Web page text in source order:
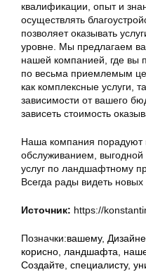
квалификации, опыт и
осуществлять
позволяет оказывать
уровне. Мы предлагаем
нашей компанией, где вы
по весьма приемлемым
как комплексные услуги,
зависимости от вашего
зависеть стоимость
Наша компания порадуют
обслуживанием,
услуг по ландшафтному
Всегда рады видеть новых
Источник: https://
Позначки:вашему,
корисно ландшафта
Создайте специалисту,